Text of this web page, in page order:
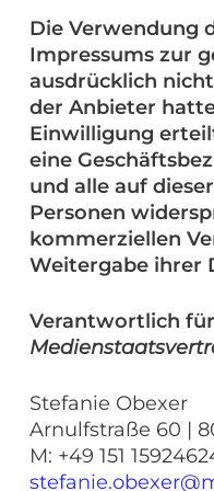
Die Verwendung
Impressums zur
ausdrücklich
der Anbieter
Einwilligung
eine
und alle auf
Personen
kommerziellen
Weitergabe ihrer
Verantwortlich
Stefanie Obexer
Arnulfstraße 60 |
M: +49 151